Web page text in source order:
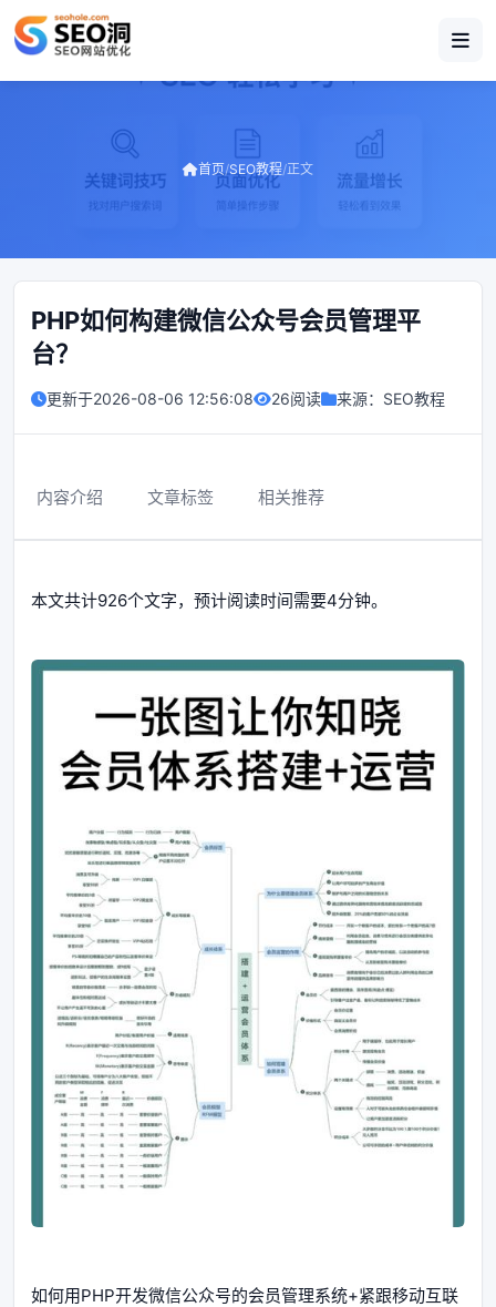
首页/SEO教程/正文
PHP如何构建微信公众号会员管理平
台？
更新于2026-08-06 12:56:08 26阅读 来源： SEO教程
内容介绍 文章标签 相关推荐
本文共计926个文字，预计阅读时间需要4分钟。
如何用PHP开发微信公众号的会员管理系统+紧跟移动互联